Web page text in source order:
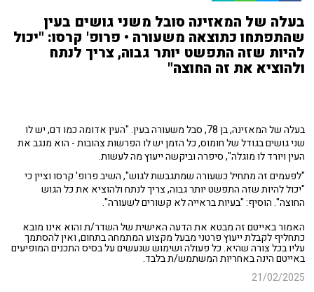
בעלה של המאזינה סובל משני גושים בעין
שהתפתחו כתוצאה משעורה • פרופ' קרסו: "יכול
להיות שזה התפשט יותר גבוה, צריך לנתח
ולהוציא את זה החוצה"
בעלה של המאזינה, בן 78, סבל משעורה בעין. "העין אדומה כמו דם, יש לו
שני גושים בגודל של חומוס, כל הזמן יש לו הפרשות צהובות - הוא מנגב את
העין ויורד לו מוגלה", סיפרה וביקשה ייעוץ מה לעשות.
"לפעמים זה מתחיל כשעורה שמתגבשת לגוש", השיב פרופ' קרסו וציין כי
"יכול להיות שזה התפשט יותר גבוה, צריך לנתח ולהוציא את כל הגוש
החוצה". הוסיף: "בעיות בראייה לא קשורים לשעורה".
האמור באייטם זה מבטא את הדעה האישית של השדר/ת והוא אינו מובא
כתחליף לקבלת ייעוץ פרטני מבעל מקצוע המתמחה בתחום, ואין להסתמך
עליו בכל צורה שהיא. כל פעולה ושימוש שנעשים על בסיס התכנים המופיעים
באייטם הינה באחריות המשתמש/ת בלבד.
21/02/2025